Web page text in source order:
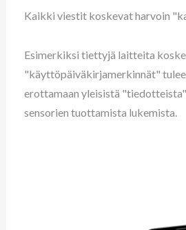
Kaikki viestit koskevat harvoin
Esimerkiksi tiettyjä laitteita
"käyttöpäiväkirjamerkinnät"
erottamaan yleisistä
sensorien tuottamista lukemista.